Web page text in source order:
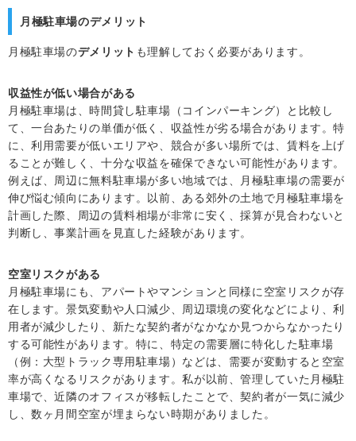
月極駐車場のデメリット
月極駐車場のデメリット も理解しておく必要があります。
収益性が低い場合がある
月極駐車場は、時間貸し駐車場（コインパーキング）と比較し
て、一台あたりの単価が低く、収益性が劣る場合があります。特
に、利用需要が低いエリアや、競合が多い場所では、賃料を上げ
ることが難しく、十分な収益を確保できない可能性があります。
例えば、周辺に無料駐車場が多い地域では、月極駐車場の需要が
伸び悩む傾向にあります。以前、ある郊外の土地で月極駐車場を
計画した際、周辺の賃料相場が非常に安く、採算が見合わないと
判断し、事業計画を見直した経験があります。
空室リスクがある
月極駐車場にも、アパートやマンションと同様に空室リスクが存
在します。景気変動や人口減少、周辺環境の変化などにより、利
用者が減少したり、新たな契約者がなかなか見つからなかったり
する可能性があります。特に、特定の需要層に特化した駐車場
（例：大型トラック専用駐車場）などは、需要が変動すると空室
率が高くなるリスクがあります。私が以前、管理していた月極駐
車場で、近隣のオフィスが移転したことで、契約者が一気に減少
し、数ヶ月間空室が埋まらない時期がありました。